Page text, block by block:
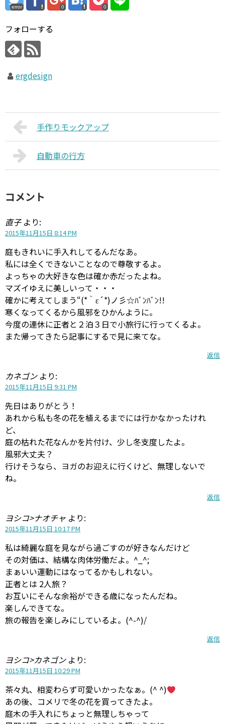
error 0 0
フォローする
ergdesign
手作りモックアップ
自動車の行方
コメント
直子 より:
2015年11月15日 8:14 PM
庭もきれいに手入れしてるんだなあ。
私には全くできないことなので尊敬するよ。
よっちゃの大好きな色は確か赤だったよね。
マズイゆえに美しいって・・・
確かに考えてしまう“(*｀ε´*)ノ彡☆ﾊﾞﾝﾊﾞﾝ!!
寒くなってくるから風邪をひかんように。
今度の連休に正者と２泊３日で小旅行に行ってくるよ。
また帰ってきたら記事にするで見に来てな。
返信
カネゴン より:
2015年11月15日 9:31 PM
先日はありがとう！
あれから私も冬の花を植えるまでには行かなかったけれ
ど、
庭の枯れた花なんかを片付け、少し冬支度したよ。
風邪大丈夫？
行けそうなら、ヨガのお迎えに行くけど、無理しないで
ね。
返信
ヨシコ>ナオチャ より:
2015年11月15日 10:17 PM
私は綺麗な庭を見ながら過ごすのが好きなんだけど
その対価は、結構な肉体労働だよ。^_^;
まぁいい運動にはなってるかもしれない。
正者とは 2人旅？
お互いにそんな余裕ができる歳になったんだね。
楽しんできてな。
旅の報告を楽しみにしているよ。(^-^)/
返信
ヨシコ>カネゴン より:
2015年11月15日 10:29 PM
茶々丸、相変わらず可愛いかったなぁ。(^ ^)
あの後、コメリで冬の花を買ってきたよ。
庭木の手入れにちょっと無理しちゃって